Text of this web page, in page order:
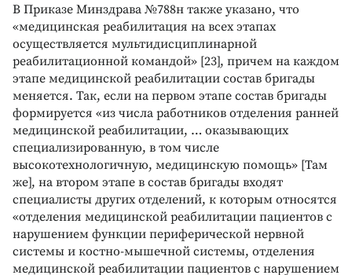
В Приказе Минздрава №788н также указано, что
«медицинская реабилитация на всех этапах
осуществляется мультидисциплинарной
реабилитационной командой» [23], причем на каждом
этапе медицинской реабилитации состав бригады
меняется. Так, если на первом этапе состав бригады
формируется «из числа работников отделения ранней
медицинской реабилитации, … оказывающих
специализированную, в том числе
высокотехнологичную, медицинскую помощь» [Там
же], на втором этапе в состав бригады входят
специалисты других отделений, к которым относятся
«отделения медицинской реабилитации пациентов с
нарушением функции периферической нервной
системы и костно-мышечной системы, отделения
медицинской реабилитации пациентов с нарушением